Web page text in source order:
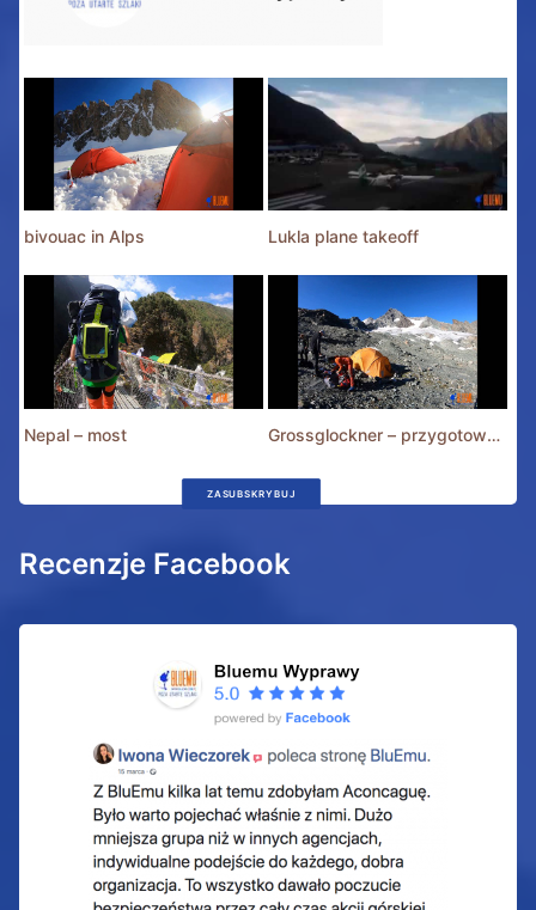
bivouac in Alps Lukla plane takeoff
Nepal – most Grossglockner – przygotowania
ZASUBSKRYBUJ
Recenzje Facebook